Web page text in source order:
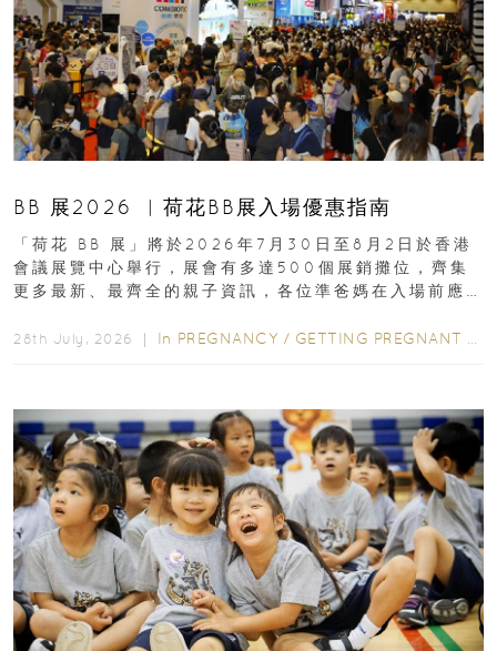
BB 展2026 ︳荷花BB展入場優惠指南
「荷花 BB 展」將於2026年7月30日至8月2日於香港
會議展覽中心舉行，展會有多達500個展銷攤位，齊集
更多最新、最齊全的親子資訊，各位準爸媽在入場前應
28th July, 2026 ｜ In PREGNANCY / GETTING PREGNANT